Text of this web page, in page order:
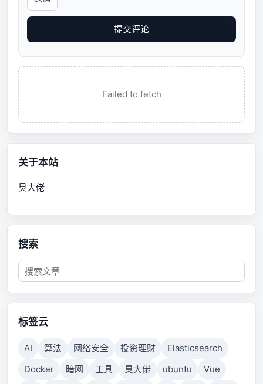
提交评论
Failed to fetch
关于本站
臭大佬
搜索
标签云
AI 算法 网络安全 投资理财
Elasticsearch
Docker
暗网 工具 臭大佬 ubuntu
Vue